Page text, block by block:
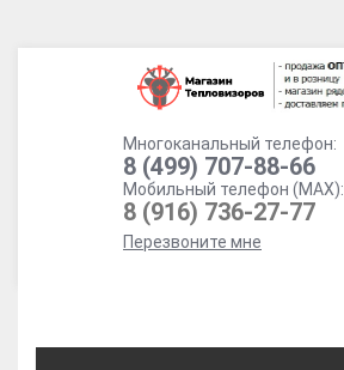
Многоканальный телефон:
8 (499) 707-88-66
Мобильный телефон (MAX):
8 (916) 736-27-77
Перезвоните мне